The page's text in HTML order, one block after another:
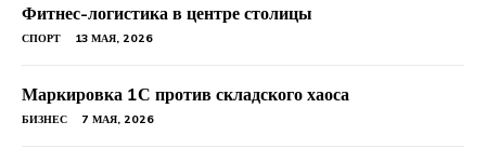
Фитнес-логистика в центре столицы
СПОРТ 13 МАЯ, 2026
Маркировка 1С против складского хаоса
БИЗНЕС 7 МАЯ, 2026